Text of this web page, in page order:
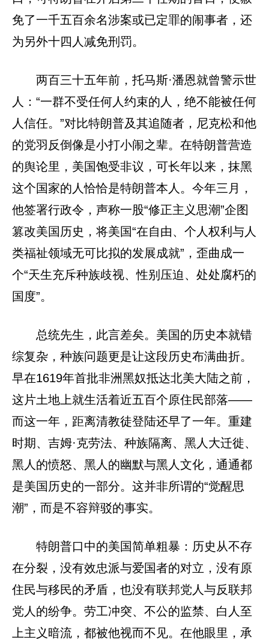
免了一千五百余名涉案或已定罪的闹事者，还
为另外十四人减免刑罚。
两百三十五年前，托马斯·潘恩就曾警示世
人：“一群不受任何人约束的人，绝不能被任何
人信任。”对比特朗普及其追随者，尼克松和他
的党羽反倒像是小打小闹之辈。在特朗普营造
的舆论里，美国饱受非议，可长年以来，抹黑
这个国家的人恰恰是特朗普本人。今年三月，
他签署行政令，声称一股“修正主义思潮”企图
篡改美国历史，将美国“在自由、个人权利与人
类福祉领域无可比拟的发展成就”，歪曲成一
个“天生充斥种族歧视、性别压迫、处处腐朽的
国度”。
总统先生，此言差矣。美国的历史本就错
综复杂，种族问题更是让这段历史布满曲折。
早在1619年首批非洲黑奴抵达北美大陆之前，
这片土地上就生活着近五百个原住民部落——
而这一年，距离清教徒登陆还早了一年。重建
时期、吉姆·克劳法、种族隔离、黑人大迁徙、
黑人的愤怒、黑人的幽默与黑人文化，通通都
是美国历史的一部分。这并非所谓的“觉醒思
潮”，而是不容辩驳的事实。
特朗普口中的美国简单粗暴：历史从不存
在分裂，没有效忠派与爱国者的对立，没有原
住民与移民的矛盾，也没有联邦党人与反联邦
党人的纷争。劳工冲突、不公的监禁、白人至
上主义暗流，都被他视而不见。在他眼里，承